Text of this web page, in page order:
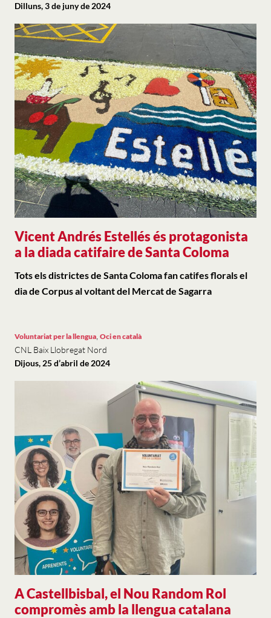
Vicent Andrés Estellés és protagonista
a la diada catifaire de Santa Coloma
Dilluns, 3 de juny de 2024
Tots els districtes de Santa Coloma fan catifes florals el
dia de Corpus al voltant del Mercat de Sagarra
A Castellbisbal, el Nou Random Rol
compromès amb la llengua catalana
Voluntariat per la llengua, Oci en català
CNL Baix Llobregat Nord
Dijous, 25 d’abril de 2024